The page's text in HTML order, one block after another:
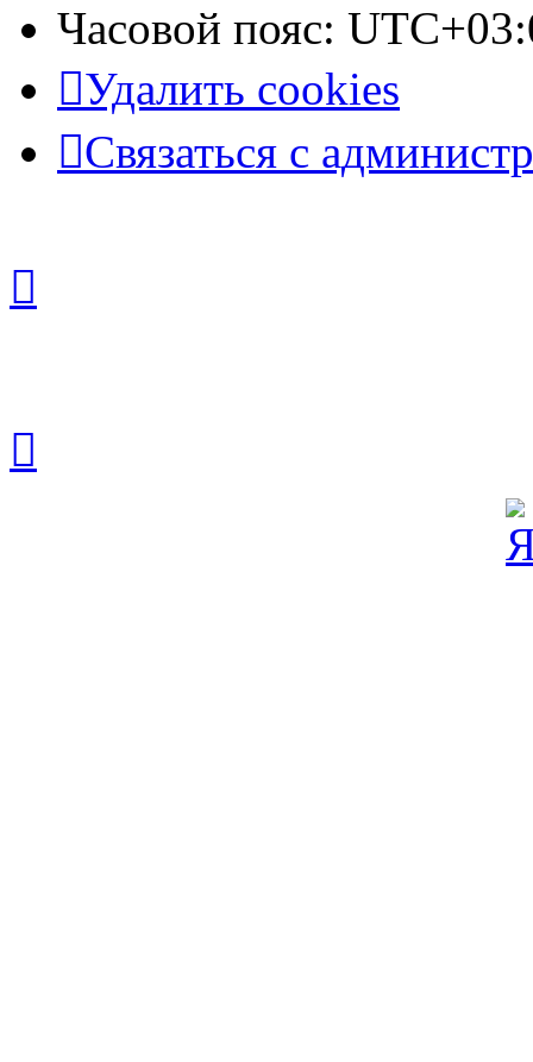
Часовой пояс:
Удалить cookies
Связаться с